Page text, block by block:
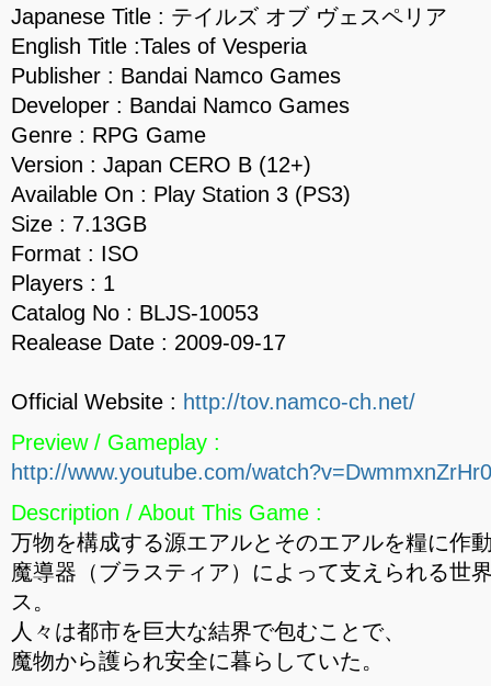
Japanese Title : テイルズ オブ ヴェスペリア
English Title :Tales of Vesperia
Publisher : Bandai Namco Games
Developer : Bandai Namco Games
Genre : RPG Game
Version : Japan CERO B (12+)
Available On : Play Station 3 (PS3)
Size : 7.13GB
Format : ISO
Players : 1
Catalog No : BLJS-10053
Realease Date : 2009-09-17
Official Website : http://tov.namco-ch.net/
Preview / Gameplay :
http://www.youtube.com/watch?v=DwmmxnZrHr0
Description / About This Game :
万物を構成する源エアルとそのエアルを糧に作
魔導器（ブラスティア）によって支えられる世
ス。
人々は都市を巨大な結界で包むことで、
魔物から護られ安全に暮らしていた。